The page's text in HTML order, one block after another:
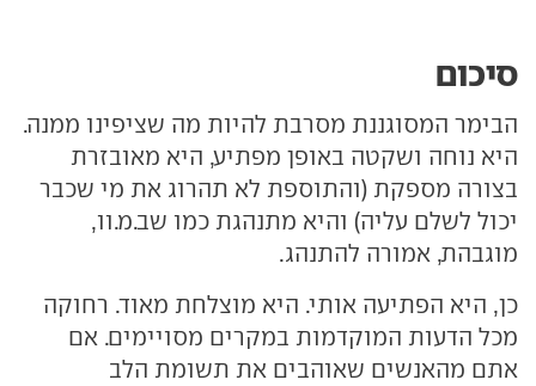
סיכום
הבימר המסוגננת מסרבת להיות מה שציפינו ממנה.
היא נוחה ושקטה באופן מפתיע, היא מאובזרת
בצורה מספקת (והתוספת לא תהרוג את מי שכבר
יכול לשלם עליה) והיא מתנהגת כמו שב.מ.וו,
מוגבהת, אמורה להתנהג.
כן, היא הפתיעה אותי. היא מוצלחת מאוד. רחוקה
מכל הדעות המוקדמות במקרים מסויימים. אם
אתם מהאנשים שאוהבים את תשומת הלב